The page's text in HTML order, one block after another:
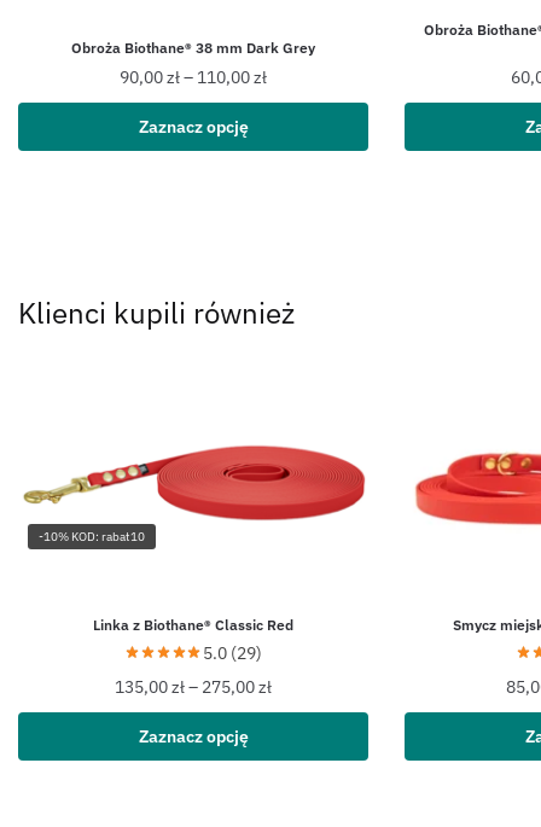
Obroża Biothane® 38 mm Dark Grey
90,00zł– 110,00zł
Zaznacz opcję
Obroża
Klienci kupili również
-10% KOD: rabat10
Linka z Biothane® Classic Red
5.0 (29)
135,00zł– 275,00zł
Zaznacz opcję
Smycz